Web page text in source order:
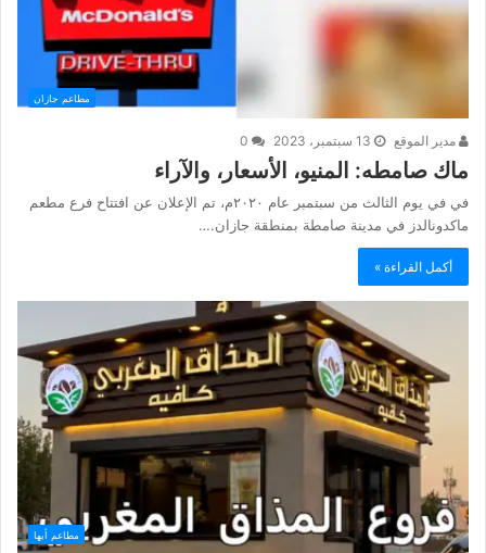
مطاعم جازان
مدير الموقع 13 سبتمبر، 2023
ماك صامطه: المنيو، الأسعار، والآراء
في في يوم الثالث من سبتمبر عام ٢٠٢٠م، تم الإعلان عن افتتاح فرع مطعم
ماكدونالدز في مدينة صامطة بمنطقة جازان.…
أكمل القراءة »
مطاعم أبها